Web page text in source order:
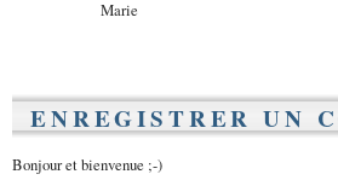
Marie
ENREGISTRER UN
Bonjour et bienvenue ;-)